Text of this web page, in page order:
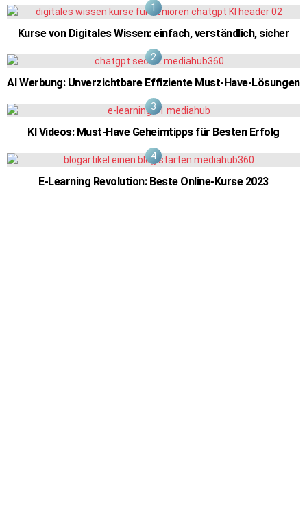
Kurse von Digitales Wissen: einfach, verständlich, sicher
AI Werbung: Unverzichtbare Effiziente Must-Have-Lösungen
KI Videos: Must-Have Geheimtipps für Besten Erfolg
E-Learning Revolution: Beste Online-Kurse 2023